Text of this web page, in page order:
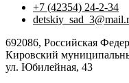
+7 (42354) 24-2-34
692086, Российская
Кировский
ул. Юбилейная, 43